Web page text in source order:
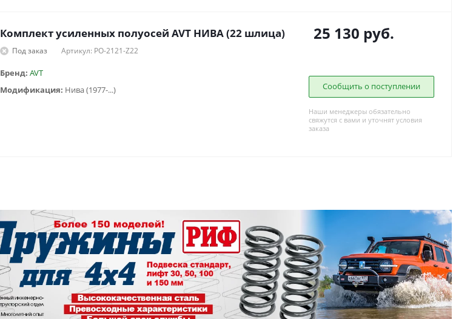
Комплект усиленных полуосей AVT НИВА (22 шлица)
Под заказ Артикул: PO-2121-Z22
Бренд: AVT
Модификация: Нива (1977-...)
25 130 руб.
Сообщить о поступлении
Наши менеджеры обязательно
свяжутся с вами и уточнят условия
заказа